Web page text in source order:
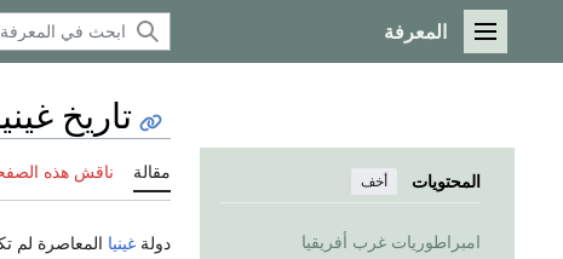
القائمة الرئيسية
المعرفة
المحتويات أخف
امبراطوريات غرب أفريقيا
تاريخ
مقالة ناقش هذه
دولة غينيا